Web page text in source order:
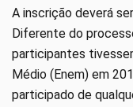
A inscrição deverá
Diferente do
participantes
Médio (Enem) em
participado de